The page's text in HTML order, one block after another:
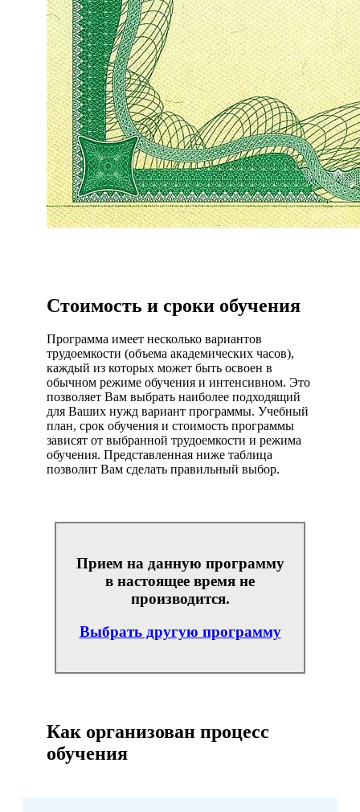
Стоимость и сроки обучения
Программа имеет несколько вариантов
трудоемкости (объема академических часов),
каждый из которых может быть освоен в
обычном режиме обучения и интенсивном. Это
позволяет Вам выбрать наиболее подходящий
для Ваших нужд вариант программы. Учебный
план, срок обучения и стоимость программы
зависят от выбранной трудоемкости и режима
обучения. Представленная ниже таблица
позволит Вам сделать правильный выбор.
Прием на данную программу
в настоящее время не
производится.
Выбрать другую программу
Как организован процесс
обучения